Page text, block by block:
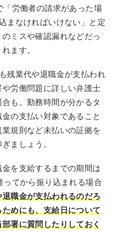
「労働者の請求があった場
まなければいけない」と定
ミスや確認漏れなどだっ
ます。
残業代や退職金が支払われ
労働問題に詳しい弁護士
も。勤務時間が分かるタ
の支払い対象であること
規則など未払いの証拠を
ましょう。
を支給するまでの期間は
てから振り込まれる場合
職金が支払われるのだろ
めにも、支給日について
署に質問したりしておく